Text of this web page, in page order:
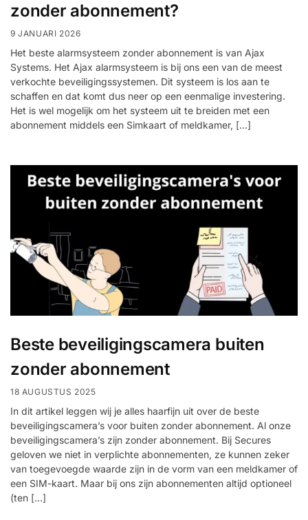
zonder abonnement?
9 JANUARI 2026
Het beste alarmsysteem zonder abonnement is van Ajax
Systems. Het Ajax alarmsysteem is bij ons een van de meest
verkochte beveiligingssystemen. Dit systeem is los aan te
schaffen en dat komt dus neer op een eenmalige investering.
Het is wel mogelijk om het systeem uit te breiden met een
abonnement middels een Simkaart of meldkamer, […]
Beste beveiligingscamera buiten
zonder abonnement
18 AUGUSTUS 2025
In dit artikel leggen wij je alles haarfijn uit over de beste
beveiligingscamera’s voor buiten zonder abonnement. Al onze
beveiligingscamera’s zijn zonder abonnement. Bij Secures
geloven we niet in verplichte abonnementen, ze kunnen zeker
van toegevoegde waarde zijn in de vorm van een meldkamer of
een SIM-kaart. Maar bij ons zijn abonnementen altijd optioneel
(ten […]